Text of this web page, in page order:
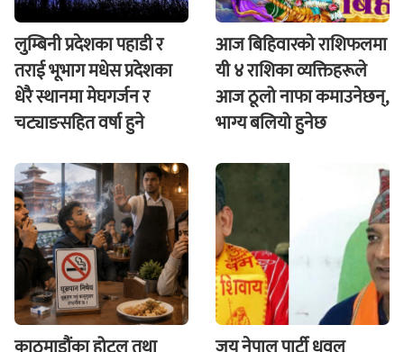
लुम्बिनी प्रदेशका पहाडी र
तराई भूभाग मधेस प्रदेशका
धेरै स्थानमा मेघगर्जन र
चट्याङसहित वर्षा हुने
आज बिहिवारकाे राशिफलमा
यी ४ राशिका व्यक्तिहरूले
आज ठूलो नाफा कमाउनेछन्,
भाग्य बलियो हुनेछ